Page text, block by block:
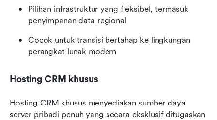
Pilihan infrastruktur yang fleksibel, termasuk
penyimpanan data regional
Cocok untuk transisi bertahap ke lingkungan
perangkat lunak modern
Hosting CRM khusus
Hosting CRM khusus menyediakan sumber daya
server pribadi penuh yang secara eksklusif ditugaskan